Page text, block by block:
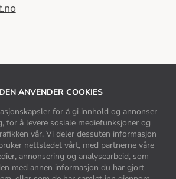
ANVENDER COOKIES
for å gi innhold og annonser
for å levere sosiale mediefunksjoner og
vår. Vi deler dessuten informasjon
nettstedet vårt, med partnerne våre
annonsering og analysearbeid, som
med annen informasjon du har gjort